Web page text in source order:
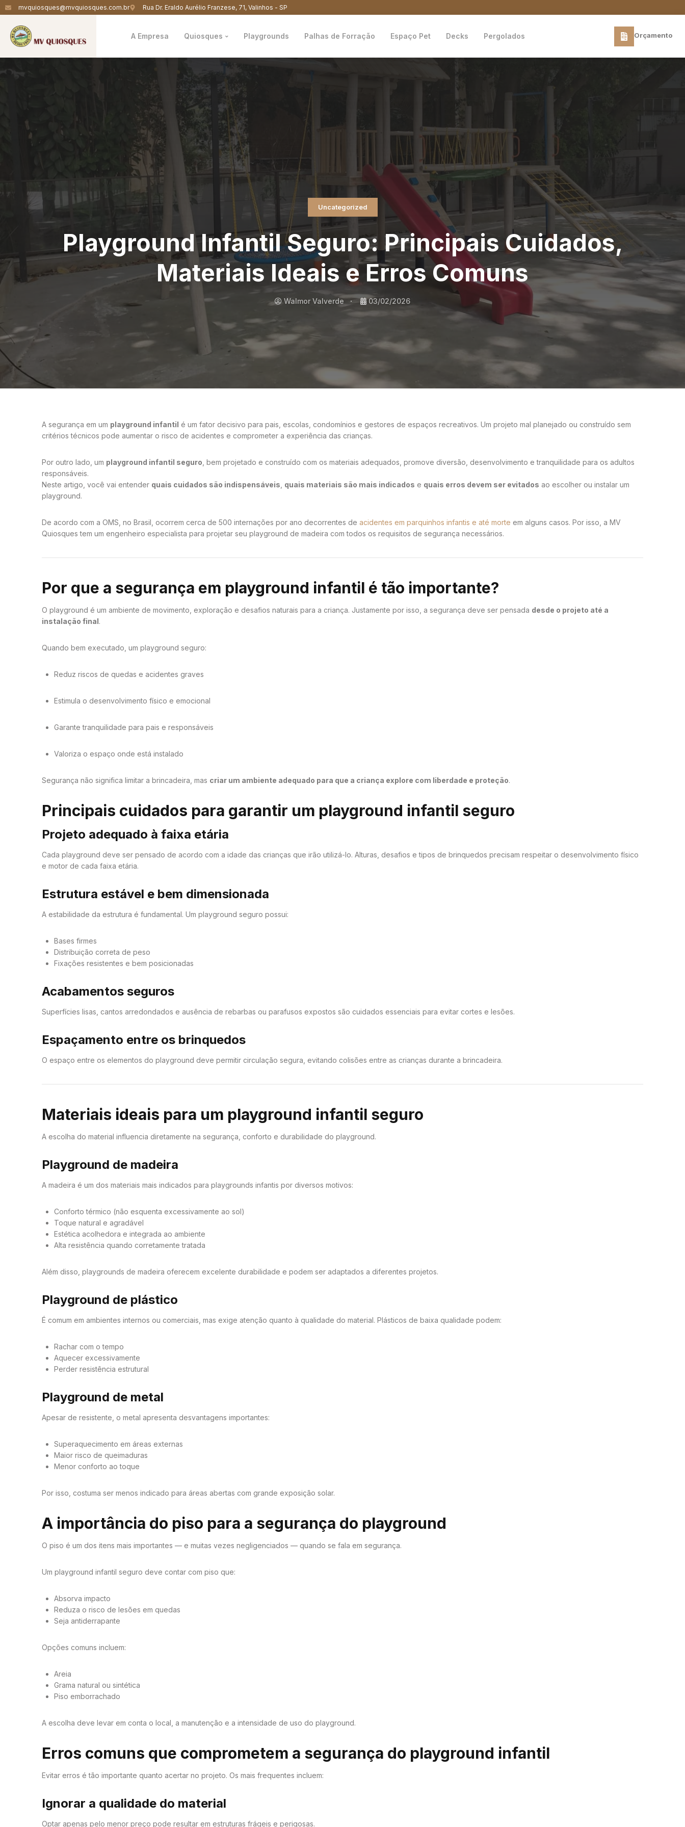
mvquiosques@mvquiosques.com.br Rua Dr. Eraldo Aurélio Franzese, 71, Valinhos - SP
A Empresa Quiosques Playgrounds Palhas de Forração Espaço Pet Decks Pergolados Orçamento
Uncategorized
Playground Infantil Seguro: Principais Cuidados,
Materiais Ideais e Erros Comuns
Walmor Valverde 03/02/2026
A segurança em um playground infantil é um fator decisivo para pais, escolas, condomínios e gestores de espaços recreativos. Um projeto mal planejado ou construído sem
critérios técnicos pode aumentar o risco de acidentes e comprometer a experiência das crianças.
Por outro lado, um playground infantil seguro , bem projetado e construído com os materiais adequados, promove diversão, desenvolvimento e tranquilidade para os adultos
responsáveis.
Neste artigo, você vai entender quais cuidados são indispensáveis quais materiais são mais indicados e quais erros devem ser evitados ao escolher ou instalar um
playground.
De acordo com a OMS, no Brasil, ocorrem cerca de 500 internações por ano decorrentes de acidentes em parquinhos infantis e até morte em alguns casos. Por isso, a MV
Quiosques tem um engenheiro especialista para projetar seu playground de madeira com todos os requisitos de segurança necessários.
Por que a segurança em playground infantil é tão importante?
O playground é um ambiente de movimento, exploração e desafios naturais para a criança. Justamente por isso, a segurança deve ser pensada desde o projeto até a
instalação final.
Quando bem executado, um playground seguro:
Reduz riscos de quedas e acidentes graves
Estimula o desenvolvimento físico e emocional
Garante tranquilidade para pais e responsáveis
Valoriza o espaço onde está instalado
Segurança não significa limitar a brincadeira, mas criar um ambiente adequado para que a criança explore com liberdade e proteção.
Principais cuidados para garantir um playground infantil seguro
Projeto adequado à faixa etária
Cada playground deve ser pensado de acordo com a idade das crianças que irão utilizá-lo. Alturas, desafios e tipos de brinquedos precisam respeitar o desenvolvimento físico
e motor de cada faixa etária.
Estrutura estável e bem dimensionada
A estabilidade da estrutura é fundamental. Um playground seguro possui:
Bases firmes
Distribuição correta de peso
Fixações resistentes e bem posicionadas
Acabamentos seguros
Superfícies lisas, cantos arredondados e ausência de rebarbas ou parafusos expostos são cuidados essenciais para evitar cortes e lesões.
Espaçamento entre os brinquedos
O espaço entre os elementos do playground deve permitir circulação segura, evitando colisões entre as crianças durante a brincadeira.
Materiais ideais para um playground infantil seguro
A escolha do material influencia diretamente na segurança, conforto e durabilidade do playground.
Playground de madeira
A madeira é um dos materiais mais indicados para playgrounds infantis por diversos motivos:
Conforto térmico (não esquenta excessivamente ao sol)
Toque natural e agradável
Estética acolhedora e integrada ao ambiente
Alta resistência quando corretamente tratada
Além disso, playgrounds de madeira oferecem excelente durabilidade e podem ser adaptados a diferentes projetos.
Playground de plástico
É comum em ambientes internos ou comerciais, mas exige atenção quanto à qualidade do material. Plásticos de baixa qualidade podem:
Rachar com o tempo
Aquecer excessivamente
Perder resistência estrutural
Playground de metal
Apesar de resistente, o metal apresenta desvantagens importantes:
Superaquecimento em áreas externas
Maior risco de queimaduras
Menor conforto ao toque
Por isso, costuma ser menos indicado para áreas abertas com grande exposição solar.
A importância do piso para a segurança do playground
O piso é um dos itens mais importantes — e muitas vezes negligenciados — quando se fala em segurança.
Um playground infantil seguro deve contar com piso que:
Absorva impacto
Reduza o risco de lesões em quedas
Seja antiderrapante
Opções comuns incluem:
Areia
Grama natural ou sintética
Piso emborrachado
A escolha deve levar em conta o local, a manutenção e a intensidade de uso do playground.
Erros comuns que comprometem a segurança do playground infantil
Evitar erros é tão importante quanto acertar no projeto. Os mais frequentes incluem:
Ignorar a qualidade do material
Optar apenas pelo menor preço pode resultar em estruturas frágeis e perigosas.